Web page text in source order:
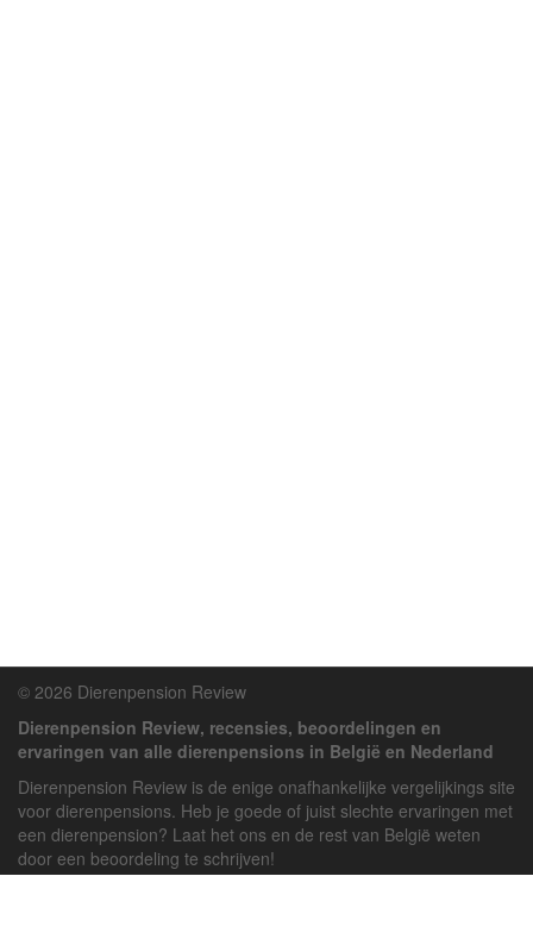
© 2026 Dierenpension Review
Dierenpension Review, recensies, beoordelingen en
ervaringen van alle dierenpensions in België en Nederland
Dierenpension Review is de enige onafhankelijke vergelijkings site
voor dierenpensions. Heb je goede of juist slechte ervaringen met
een dierenpension? Laat het ons en de rest van België weten
door een beoordeling te schrijven!